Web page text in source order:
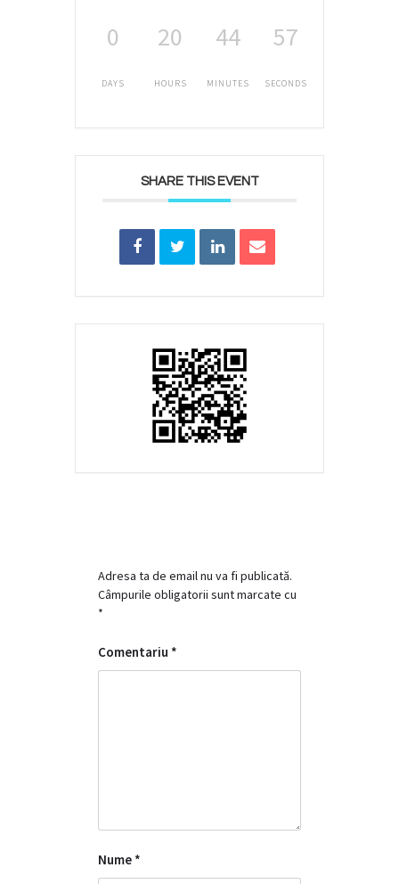
0
DAYS
20
HOURS
44
MINUTES
57
SECONDS
SHARE THIS EVENT
Adresa ta de email nu va fi publicată.
Câmpurile obligatorii sunt marcate cu
*
Comentariu *
Nume *